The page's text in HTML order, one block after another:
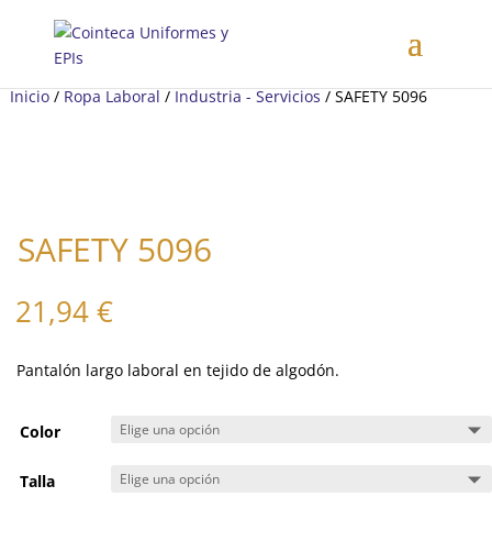
Inicio/Ropa Laboral/Industria - Servicios/ SAFETY 5096
SAFETY 5096
21,94€
Pantalón largo laboral en tejido de algodón.
Color
Talla